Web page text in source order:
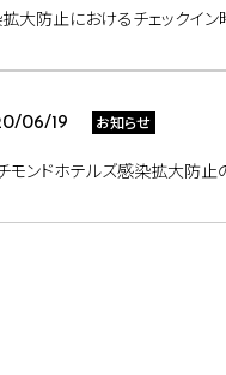
大防止におけるチェックイ
06/19 お知らせ
モンドホテルズ感染拡大防